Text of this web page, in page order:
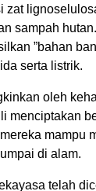
zat
sampah
”bahan
serta listrik.
oleh
menciptakan
mampu
di alam.
telah